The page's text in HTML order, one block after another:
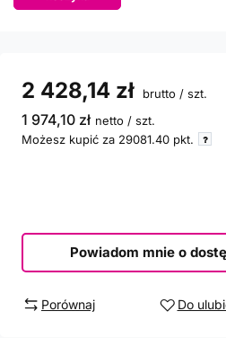
2 428,14 zł brutto / szt.
1 974,10 zł netto / szt.
Możesz kupić za 29081.40 pkt.
Powiadom mnie o
Porównaj Do